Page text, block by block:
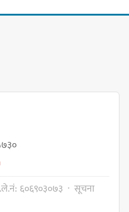
गते इटहरीमा नेपथ्यको भव्य
नजिक दुर्घटनाको
सचेतना गराउँदै
६०६९०३०७३ · सूचना